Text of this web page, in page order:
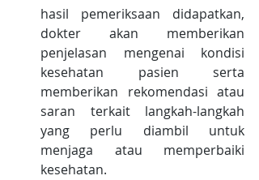
hasil pemeriksaan didapatkan,
dokter akan memberikan
penjelasan mengenai kondisi
kesehatan pasien serta
memberikan rekomendasi atau
saran terkait langkah-langkah
yang perlu diambil untuk
menjaga atau memperbaiki
kesehatan.